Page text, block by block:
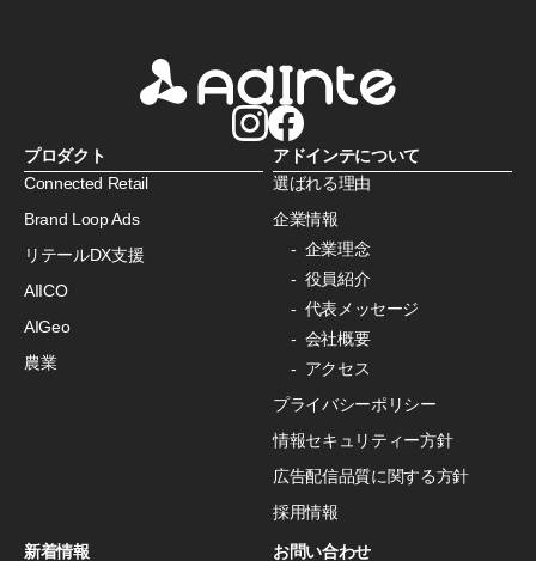
プロダクト
Connected Retail
Brand Loop Ads
リテールDX支援
AIICO
AIGeo
農業
アドインテについて
選ばれる理由
企業情報
企業理念
役員紹介
代表メッセージ
会社概要
アクセス
プライバシーポリシー
情報セキュリティー方針
広告配信品質に関する方針
採用情報
新着情報 お問い合わせ